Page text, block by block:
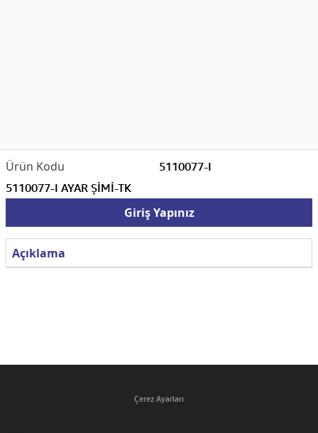
5110077-I
5110077-I AYAR ŞİMİ-TK
Giriş Yapınız
Açıklama
Çerez Ayarları